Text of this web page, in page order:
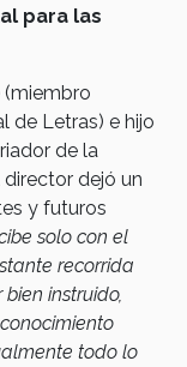
para las
(miembro
de Letras) e hijo
de la
dejó un
y futuros
solo con el
recorrida
instruido,
todo lo